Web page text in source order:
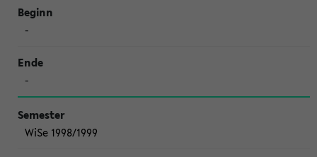
-
-
WiSe 1998/1999